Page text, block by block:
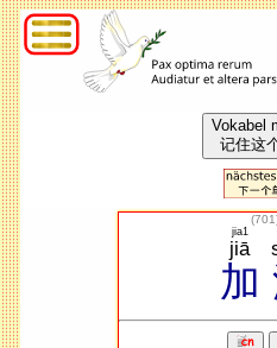
Vokabel
记住这
(701
加
jiā
jia1